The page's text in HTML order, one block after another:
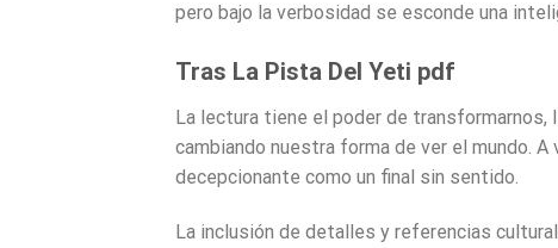
pero bajo la verbosidad se esconde una
Tras La Pista Del Yeti pdf
La lectura tiene el poder de transformarnos,
cambiando nuestra forma de ver el mundo.
decepcionante como un final sin sentido.
La inclusión de detalles y referencias